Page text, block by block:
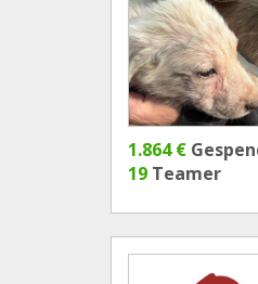
1.864 €
19 Teamer